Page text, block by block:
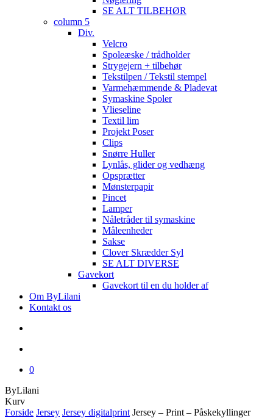
SE ALT TILBEHØR
column 5
Div.
Velcro
Spoleæske / trådholder
Strygejern + tilbehør
Tekstilpen / Tekstil stempel
Varmehæmmende & Pladevat
Symaskine Spoler
Vlieseline
Textil lim
Projekt Poser
Clips
Snørre Huller
Lynlås, glider og vedhæng
Opsprætter
Mønsterpapir
Pincet
Lamper
Nåletråder til symaskine
Måleenheder
Sakse
Clover Skrædder Syl
SE ALT DIVERSE
Gavekort
Gavekort til en du holder af
Om ByLilani
Kontakt os
0
ByLilani
KurvClose
Cart
Forside Jersey Jersey digitalprint Jersey – Print – Påskekyllinger